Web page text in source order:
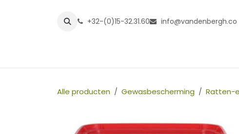
+32-(0)15-32.31.60 info@vandenbergh.co
Alle producten Gewasbescherming Ratten-